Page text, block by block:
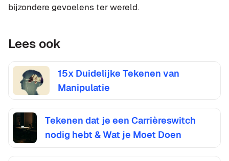
bijzondere gevoelens ter wereld.
Lees ook
15x Duidelijke Tekenen van
Manipulatie
Tekenen dat je een Carrièreswitch
nodig hebt & Wat je Moet Doen